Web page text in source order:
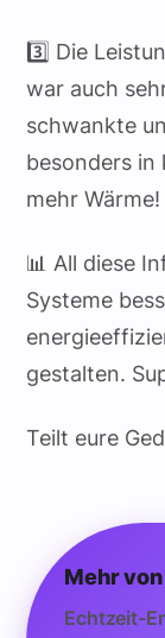
3️⃣ Die
war auch
schwankte
besonders in
mehr Wärme!
📊 All diese
Systeme
gestalten.
Teilt eure
Mehr
Echtzeit-